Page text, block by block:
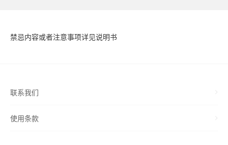
禁忌内容或者注意事项详见说明书
联系我们
使用条款